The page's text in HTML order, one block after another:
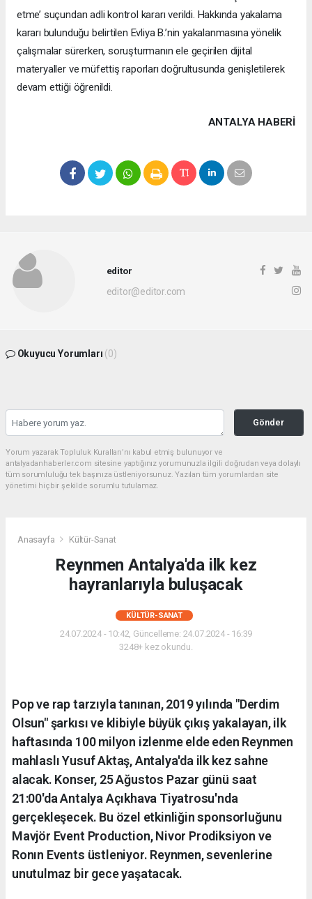
etme’ suçundan adli kontrol kararı verildi. Hakkında yakalama
kararı bulunduğu belirtilen Evliya B.’nin yakalanmasına yönelik
çalışmalar sürerken, soruşturmanın ele geçirilen dijital
materyaller ve müfettiş raporları doğrultusunda genişletilerek
devam ettiği öğrenildi.
ANTALYA HABERİ
editor
editor@editor.com
Okuyucu Yorumları (0)
Gönder
Yorum yazarak Topluluk Kuralları’nı kabul etmiş bulunuyor ve
antalyadanhaberler.com sitesine yaptığınız yorumunuzla ilgili doğrudan veya dolaylı
tüm sorumluluğu tek başınıza üstleniyorsunuz. Yazılan tüm yorumlardan site
yönetimi hiçbir şekilde sorumlu tutulamaz.
Anasayfa Kültür-Sanat
Reynmen Antalya'da ilk kez
hayranlarıyla buluşacak
KÜLTÜR-SANAT
24.07.2024 - 10:42, Güncelleme: 24.07.2024 - 16:39
3248+ kez okundu.
Pop ve rap tarzıyla tanınan, 2019 yılında "Derdim
Olsun" şarkısı ve klibiyle büyük çıkış yakalayan, ilk
haftasında 100 milyon izlenme elde eden Reynmen
mahlaslı Yusuf Aktaş, Antalya'da ilk kez sahne
alacak. Konser, 25 Ağustos Pazar günü saat
21:00'da Antalya Açıkhava Tiyatrosu'nda
gerçekleşecek. Bu özel etkinliğin sponsorluğunu
Mavjör Event Production, Nivor Prodiksiyon ve
Ronın Events üstleniyor. Reynmen, sevenlerine
unutulmaz bir gece yaşatacak.